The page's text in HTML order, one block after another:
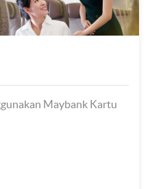
Maybank Kartu